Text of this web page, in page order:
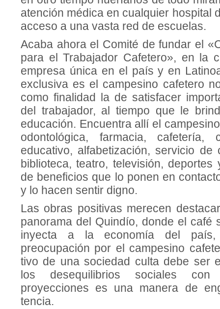
aten­ción médica en cualquier hospi­tal
acceso a una vasta red de escuelas.
Acaba ahora el Comité de fundar el
para el Trabajador Cafetero», en la
empresa única en el país y en
exc­lusiva es el campesino cafetero
como finalidad la de satisfacer
del tra­bajador, al tiempo que le
educación. En­cuentra allí el
odontológica, farmacia, cafetería,
educativo, alfabeti­zación, servicio de
biblioteca, teatro, televisión,
de beneficios que lo ponen en
y lo hacen sentir digno.
Las obras positivas merecen
pa­norama del Quindío, donde el café
inyecta a la economía del
preocupación por el cam­pesino
tivo de una sociedad culta debe ser
los desequilibrios sociales
proyecciones es una manera de
tencia.